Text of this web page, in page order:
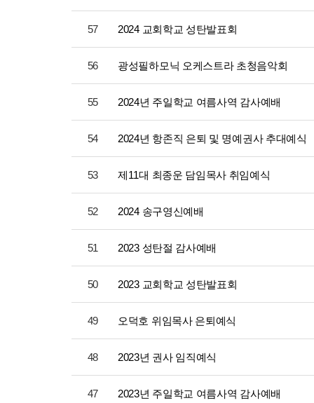
57 2024 교회학교 성탄발표회
56 광성필하모닉 오케스트라 초청음악회
55 2024년 주일학교 여름사역 감사예배
54 2024년 항존직 은퇴 및 명예권사 추대예식
53 제11대 최종운 담임목사 취임예식
52 2024 송구영신예배
51 2023 성탄절 감사예배
50 2023 교회학교 성탄발표회
49 오덕호 위임목사 은퇴예식
48 2023년 권사 임직예식
47 2023년 주일학교 여름사역 감사예배